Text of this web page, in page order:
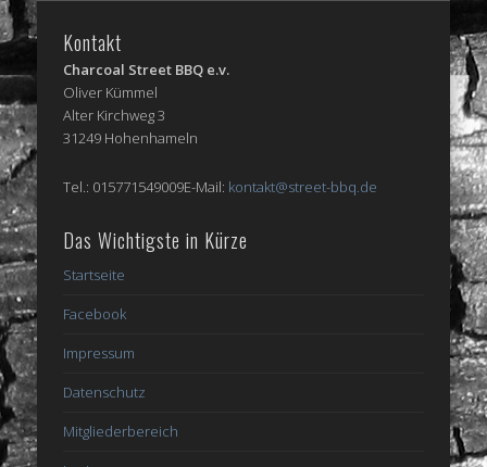
Kontakt
Charcoal Street BBQ e.v.
Oliver Kümmel
Alter Kirchweg 3
31249 Hohenhameln
Tel.: 015771549009E-Mail: kontakt@street-bbq.de
Das Wichtigste in Kürze
Startseite
Facebook
Impressum
Datenschutz
Mitgliederbereich